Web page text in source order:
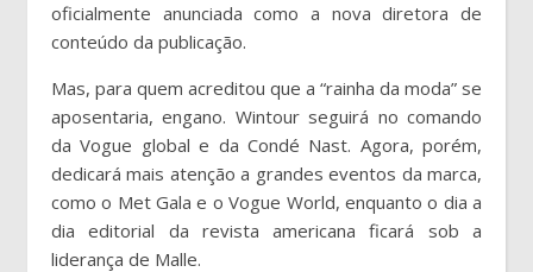
oficialmente anunciada como a nova diretora de
conteúdo da publicação.
Mas, para quem acreditou que a “rainha da moda” se
aposentaria, engano. Wintour seguirá no comando
da Vogue global e da Condé Nast. Agora, porém,
dedicará mais atenção a grandes eventos da marca,
como o Met Gala e o Vogue World, enquanto o dia a
dia editorial da revista americana ficará sob a
liderança de Malle.